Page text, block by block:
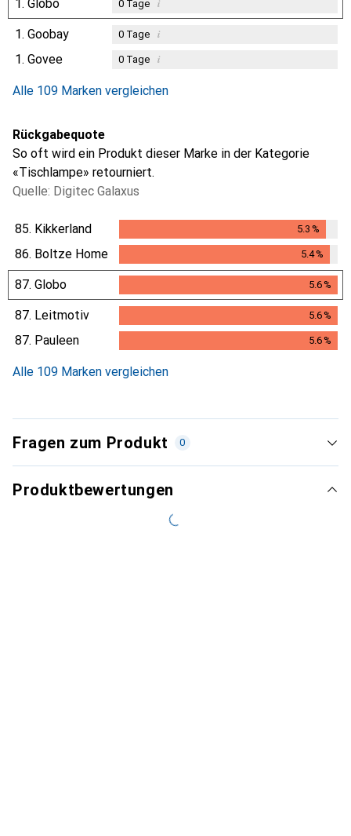
1. Globo 0Tage i
1. Goobay 0Tage i
1. Govee 0Tage i
Alle 109 Marken vergleichen
Rückgabequote
So oft wird ein Produkt dieser Marke in der Kategorie
«Tischlampe» retourniert.
Quelle: Digitec Galaxus
85. Kikkerland 5.3 %
5.3%
86. Boltze Home 5.4%
5.4%
87. Globo 5.6%
5.6%
87. Leitmotiv 5.6%
5.6%
87. Pauleen 5.6%
Alle 109 Marken vergleichen
Fragen zum Produkt 0
Produktbewertungen